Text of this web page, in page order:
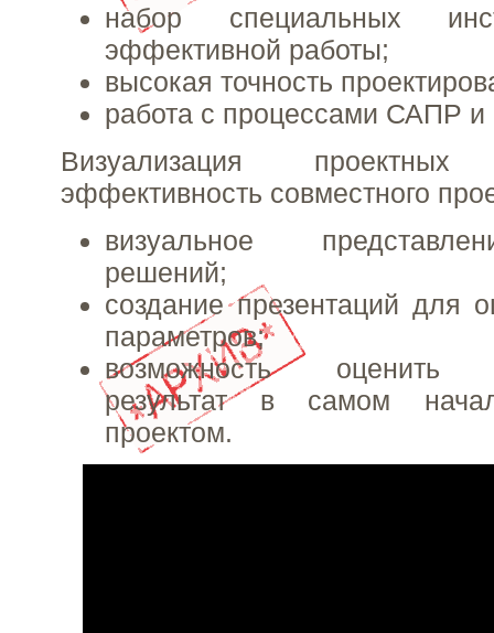
набор специальных
эффективной работы;
высокая точность
работа с процессами САПР и
Визуализация
эффективность совместного
визуальное
решений;
создание презентаций для
параметров;
возможность оценить
результат в самом
проектом.